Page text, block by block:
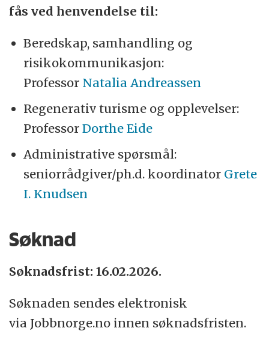
fås ved henvendelse til:
Beredskap, samhandling og
risikokommunikasjon:
Professor Natalia Andreassen
Regenerativ turisme og opplevelser:
ProfessorDorthe Eide
Administrative spørsmål:
seniorrådgiver/ph.d. koordinator Grete
I. Knudsen
Søknad
Søknadsfrist: 16.02.2026.
Søknaden sendes elektronisk
via Jobbnorge.no innen søknadsfristen.